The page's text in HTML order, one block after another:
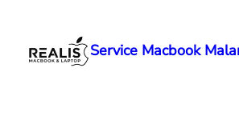
konten
Service Macbook